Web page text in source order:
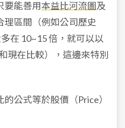
要能善用本益比河流圖及
理區間（例如公司歷史
在 10~15 倍，就可以以
現在比較），這邊來特別
公式等於股價（Price）